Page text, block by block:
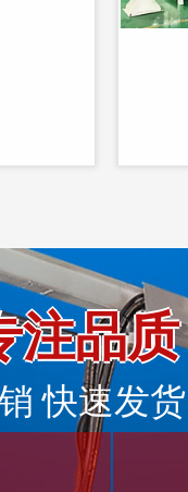
注品
快速发